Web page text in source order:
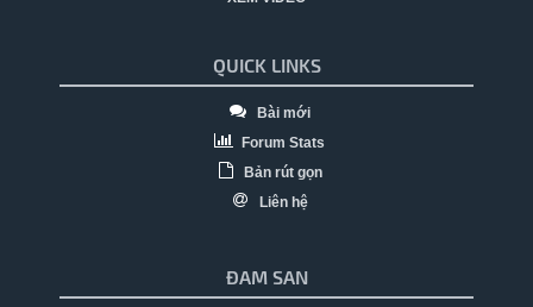
QUICK LINKS
Bài mới
Forum Stats
Bản rút gọn
Liên hệ
ĐAM SAN